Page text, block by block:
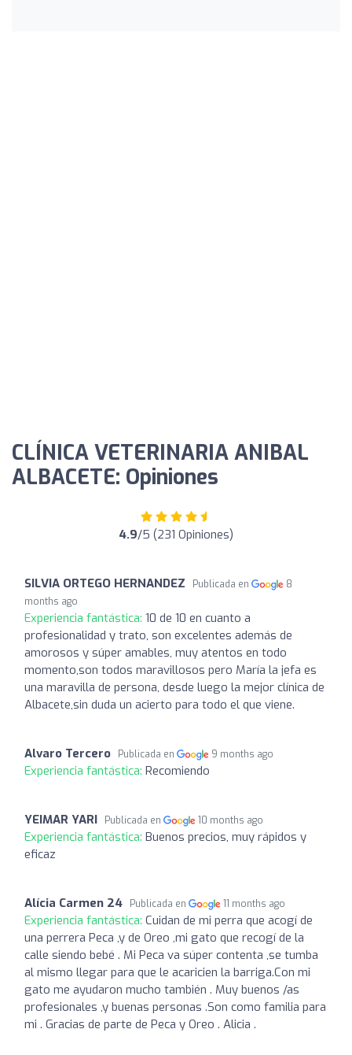
CLÍNICA VETERINARIA ANIBAL
ALBACETE: Opiniones
4.9/5 (231 Opiniones)
SILVIA ORTEGO HERNANDEZ Publicada en
8
months ago
Experiencia fantástica: 10 de 10 en cuanto a
profesionalidad y trato, son excelentes además de
amorosos y súper amables, muy atentos en todo
momento,son todos maravillosos pero María la jefa es
una maravilla de persona, desde luego la mejor clínica de
Albacete,sin duda un acierto para todo el que viene.
Alvaro Tercero Publicada en 9 months ago
Experiencia fantástica: Recomiendo
YEIMAR YARI Publicada en 10 months ago
Experiencia fantástica: Buenos precios, muy rápidos y
eficaz
Alícia Carmen 24 Publicada en 11 months ago
Experiencia fantástica: Cuidan de mi perra que acogí de
una perrera Peca ,y de Oreo ,mi gato que recogí de la
calle siendo bebé . Mi Peca va súper contenta ,se tumba
al mismo llegar para que le acaricien la barriga.Con mi
gato me ayudaron mucho también . Muy buenos /as
profesionales ,y buenas personas .Son como familia para
mi . Gracias de parte de Peca y Oreo . Alicia .